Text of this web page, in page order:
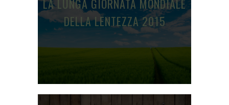
LA LUNGA GIORNATA MONDIALE
DELLA LENTEZZA 2015